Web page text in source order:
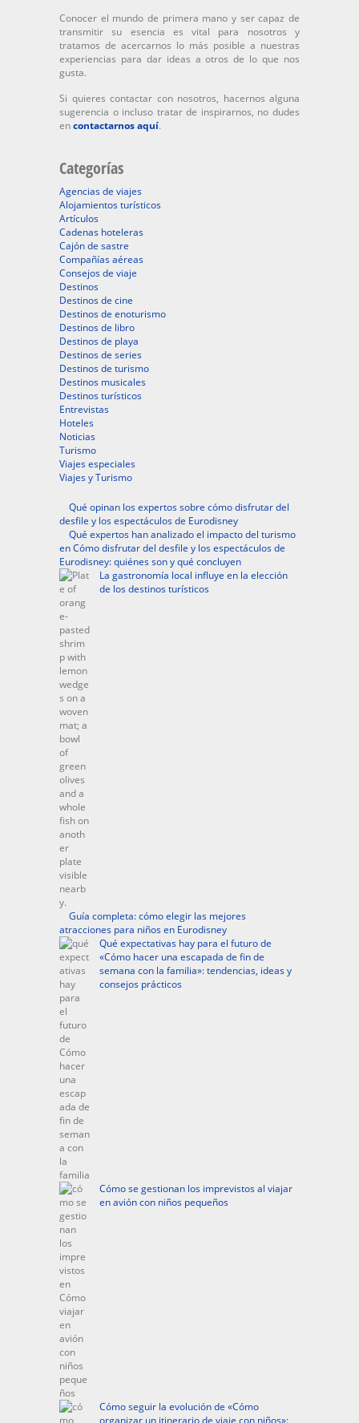
Conocer el mundo de primera mano y ser capaz de
transmitir su esencia es vital para nosotros y
tratamos de acercarnos lo más posible a nuestras
experiencias para dar ideas a otros de lo que nos
gusta.
Si quieres contactar con nosotros, hacernos alguna
sugerencia o incluso tratar de inspirarnos, no dudes
encontactarnos aquí.
Categorías
Agencias de viajes
Alojamientos turísticos
Artículos
Cadenas hoteleras
Cajón de sastre
Compañías aéreas
Consejos de viaje
Destinos
Destinos de cine
Destinos de enoturismo
Destinos de libro
Destinos de playa
Destinos de series
Destinos de turismo
Destinos musicales
Destinos turísticos
Entrevistas
Hoteles
Noticias
Turismo
Viajes especiales
Viajes y Turismo
Qué opinan los expertos sobre cómo disfrutar del
desfile y los espectáculos de Eurodisney
Qué expertos han analizado el impacto del turismo
en Cómo disfrutar del desfile y los espectáculos de
Eurodisney: quiénes son y qué concluyen
La gastronomía local influye en la elección
de los destinos turísticos
Guía completa: cómo elegir las mejores
atracciones para niños en Eurodisney
Qué expectativas hay para el futuro de
«Cómo hacer una escapada de fin de
semana con la familia»: tendencias, ideas y
consejos prácticos
Cómo se gestionan los imprevistos al viajar
en avión con niños pequeños
Cómo seguir la evolución de «Cómo
organizar un itinerario de viaje con niños»: